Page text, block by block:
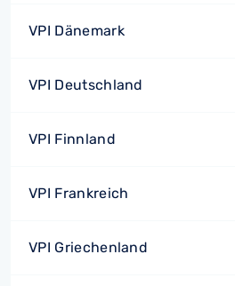
VPI Dänemark
VPI Deutschland
VPI Finnland
VPI Frankreich
VPI Griechenland